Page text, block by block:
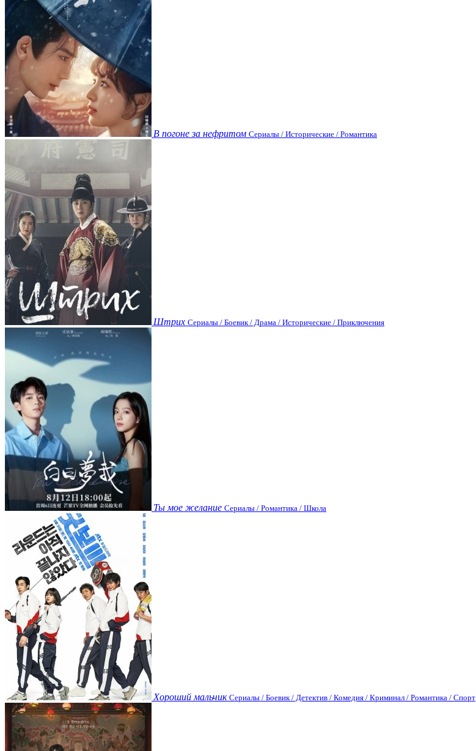
В погоне за нефритом Сериалы / Исторические / Романтика
Штрих Сериалы / Боевик / Драма / Исторические / Приключения
Ты мое желание Сериалы / Романтика / Школа
Хороший мальчик Сериалы / Боевик / Детектив / Комедия / Криминал / Романтика / Спорт